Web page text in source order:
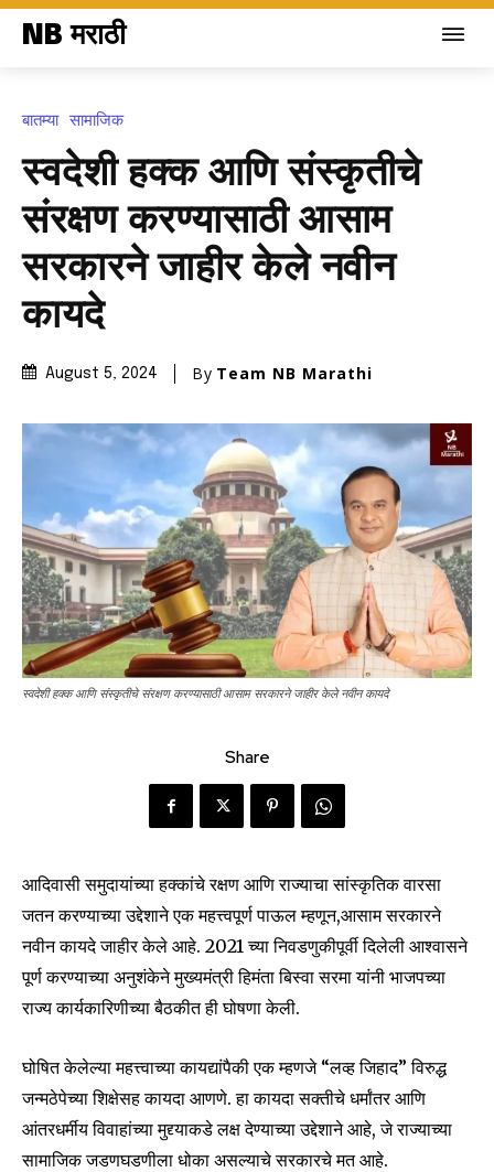
NB मराठी
बातम्या सामाजिक
स्वदेशी हक्क आणि संस्कृतीचे
संरक्षण करण्यासाठी आसाम
सरकारने जाहीर केले नवीन
कायदे
August 5, 2024 By Team NB Marathi
स्वदेशी हक्क आणि संस्कृतीचे संरक्षण करण्यासाठी आसाम सरकारने जाहीर केले नवीन कायदे
Share
आदिवासी समुदायांच्या हक्कांचे रक्षण आणि राज्याचा सांस्कृतिक वारसा
जतन करण्याच्या उद्देशाने एक महत्त्वपूर्ण पाऊल म्हणून,आसाम सरकारने
नवीन कायदे जाहीर केले आहे. 2021 च्या निवडणुकीपूर्वी दिलेली आश्वासने
पूर्ण करण्याच्या अनुशंकेने मुख्यमंत्री हिमंता बिस्वा सरमा यांनी भाजपच्या
राज्य कार्यकारिणीच्या बैठकीत ही घोषणा केली.
घोषित केलेल्या महत्त्वाच्या कायद्यांपैकी एक म्हणजे “लव्ह जिहाद” विरुद्ध
जन्मठेपेच्या शिक्षेसह कायदा आणणे. हा कायदा सक्तीचे धर्मांतर आणि
आंतरधर्मीय विवाहांच्या मुद्द्याकडे लक्ष देण्याच्या उद्देशाने आहे, जे राज्याच्या
सामाजिक जडणघडणीला धोका असल्याचे सरकारचे मत आहे.